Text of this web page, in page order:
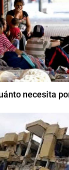
necesita